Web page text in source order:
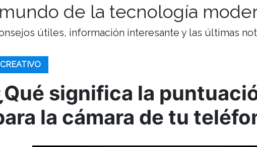
de la tecnología
útiles, información interesante y las últimas
CREATIVO
significa la
la cámara de tu